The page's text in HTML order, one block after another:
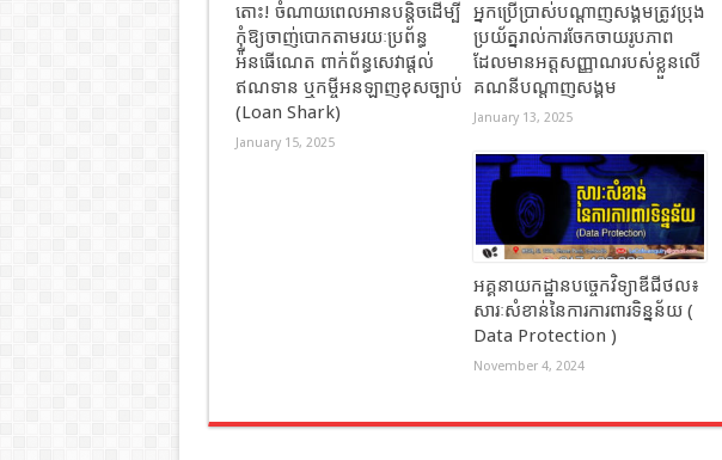
តោះ​! ចំណាយពេលអានបន្តិចដើម្បី
កុំឱ្យចាញ់បោកតាមរយៈប្រព័ន្ធ​
អ៉ីនធេីណេត​ ពាក់ព័ន្ធ​សេវាផ្តល់
ឥណទាន​ ឬកម្ចីអនឡាញខុសច្បាប់
(Loan Shark)
January 15, 2025
អ្នកប្រើប្រាស់បណ្តាញសង្គមត្រូវប្រុង
ប្រយ័ត្នរាល់ការចែកចាយរូបភាព
ដែលមានអត្តសញ្ញាណរបស់ខ្លួនលើ
គណនីបណ្តាញសង្គម
January 13, 2025
អគ្គនាយកដ្ឋានបច្ចេកវិទ្យាឌីជីថល៖​
សារៈសំខាន់នៃការការពារទិន្នន័យ (
Data Protection )
November 4, 2024